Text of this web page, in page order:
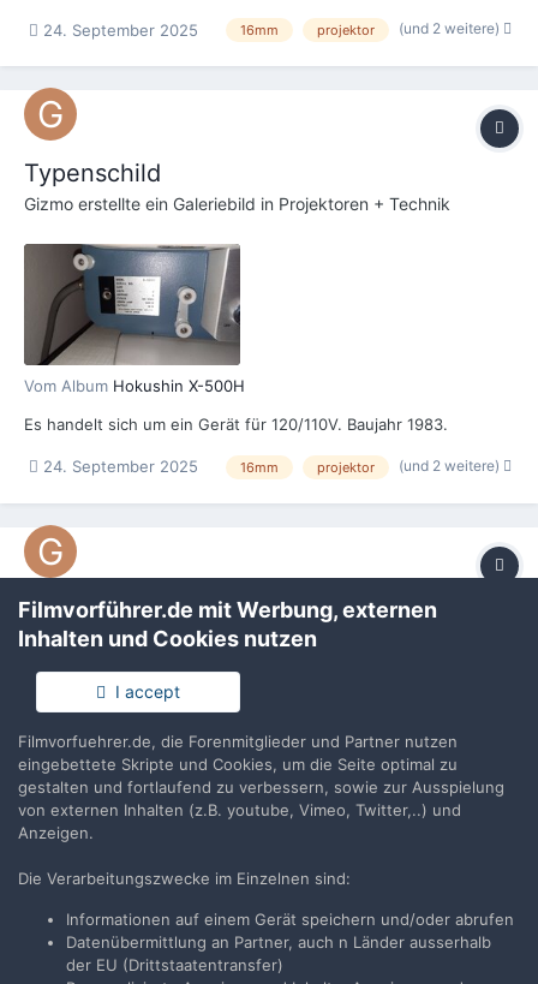
Projektor.
24. September 2025 16mm projektor (und 2 weitere)
Typenschild
Gizmo erstellte ein Galeriebild in Projektoren + Technik
Vom Album Hokushin X-500H
Es handelt sich um ein Gerät für 120/110V. Baujahr 1983.
24. September 2025 16mm projektor (und 2 weitere)
Übersicht rechte Seite
Gizmoerstellte ein Galeriebild inProjektoren + Technik
Vom Album
Hokushin X-500H
Filmvorführer.de mit Werbung, externen
Inhalten und Cookies nutzen
I accept
Filmvorfuehrer.de, die Forenmitglieder und Partner nutzen
eingebettete Skripte und Cookies, um die Seite optimal zu
gestalten und fortlaufend zu verbessern, sowie zur Ausspielung
von externen Inhalten (z.B. youtube, Vimeo, Twitter,..) und
Anzeigen.
Die Verarbeitungszwecke im Einzelnen sind:
Informationen auf einem Gerät speichern und/oder abrufen
Datenübermittlung an Partner, auch n Länder ausserhalb
der EU (Drittstaatentransfer)